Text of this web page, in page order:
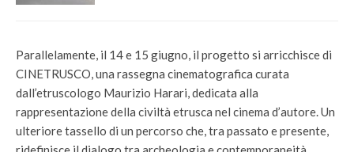
Parallelamente, il 14 e 15 giugno, il progetto si arricchisce di
CINETRUSCO, una rassegna cinematografica curata
dall’etruscologo Maurizio Harari, dedicata alla
rappresentazione della civiltà etrusca nel cinema d’autore. Un
ulteriore tassello di un percorso che, tra passato e presente,